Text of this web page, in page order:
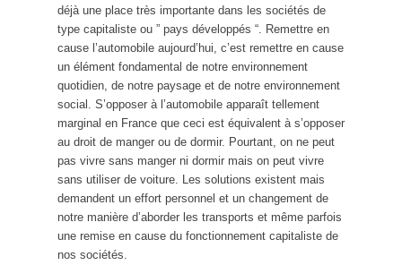
déjà une place très importante dans les sociétés de
type capitaliste ou ” pays développés “. Remettre en
cause l’automobile aujourd’hui, c’est remettre en cause
un élément fondamental de notre environnement
quotidien, de notre paysage et de notre environnement
social. S’opposer à l’automobile apparaît tellement
marginal en France que ceci est équivalent à s’opposer
au droit de manger ou de dormir. Pourtant, on ne peut
pas vivre sans manger ni dormir mais on peut vivre
sans utiliser de voiture. Les solutions existent mais
demandent un effort personnel et un changement de
notre manière d’aborder les transports et même parfois
une remise en cause du fonctionnement capitaliste de
nos sociétés.